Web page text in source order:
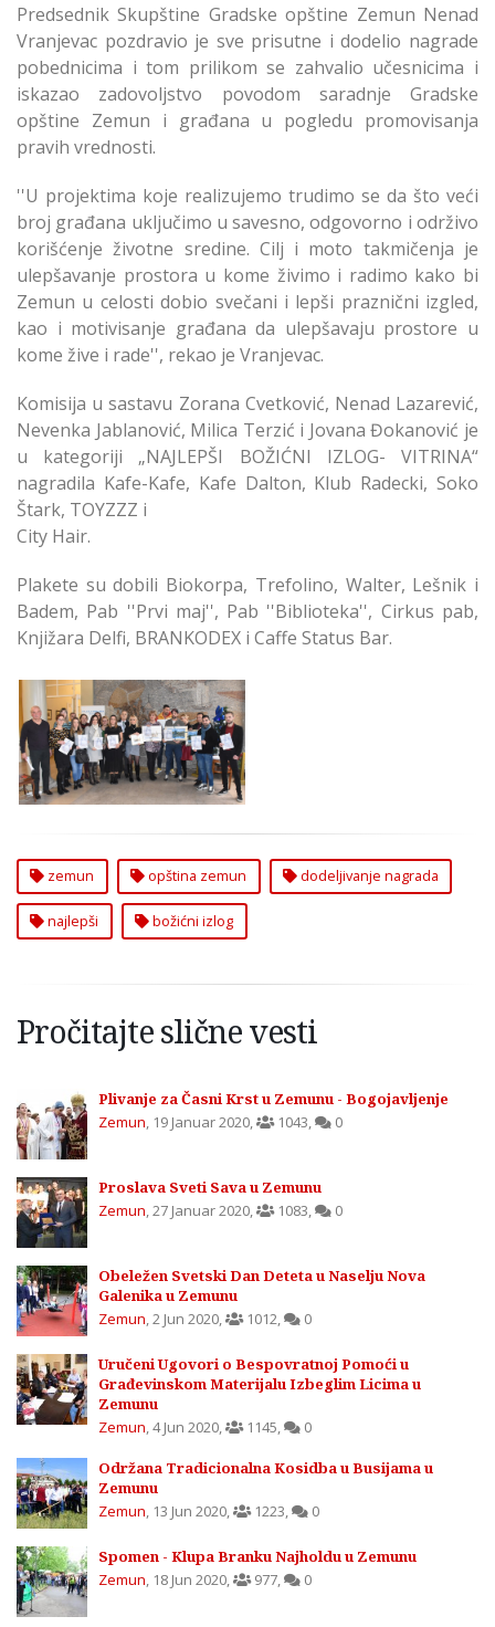
Predsednik Skupštine Gradske opštine Zemun Nenad
Vranjevac pozdravio je sve prisutne i dodelio nagrade
pobednicima i tom prilikom se zahvalio učesnicima i
iskazao zadovoljstvo povodom saradnje Gradske
opštine Zemun i građana u pogledu promovisanja
pravih vrednosti.
''U projektima koje realizujemo trudimo se da što veći
broj građana uključimo u savesno, odgovorno i održivo
korišćenje životne sredine. Cilj i moto takmičenja je
ulepšavanje prostora u kome živimo i radimo kako bi
Zemun u celosti dobio svečani i lepši praznični izgled,
kao i motivisanje građana da ulepšavaju prostore u
kome žive i rade'', rekao je Vranjevac.
Komisija u sastavu Zorana Cvetković, Nenad Lazarević,
Nevenka Jablanović, Milica Terzić i Jovana Đokanović je
u kategoriji „NAJLEPŠI BOŽIĆNI IZLOG- VITRINA“
nagradila Kafe-Kafe, Kafe Dalton, Klub Radecki, Soko
Štark, TOYZZZ i
City Hair.
Plakete su dobili Biokorpa, Trefolino, Walter, Lešnik i
Badem, Pab ''Prvi maj'', Pab ''Biblioteka'', Cirkus pab,
Knjižara Delfi, BRANKODEX i Caffe Status Bar.
Dodeljene Nagrade za
Najlepši Božićni Izlog
2020 u Zemunu
zemun opština zemun dodeljivanje nagrada
najlepši božićni izlog
Pročitajte slične vesti
Plivanje za Časni Krst u Zemunu - Bogojavljenje
Zemun, 19 Januar 2020, 1043, 0
Proslava Sveti Sava u Zemunu
Zemun,27 Januar 2020, 1083, 0
Obeležen Svetski Dan Deteta u Naselju Nova
Galenika u Zemunu
Zemun,2 Jun 2020, 1012, 0
Uručeni Ugovori o Bespovratnoj Pomoći u
Građevinskom Materijalu Izbeglim Licima u
Zemunu
Zemun,4 Jun 2020, 1145, 0
Održana Tradicionalna Kosidba u Busijama u
Zemunu
Zemun, 13 Jun 2020, 1223, 0
Spomen - Klupa Branku Najholdu u Zemunu
Zemun, 18 Jun 2020, 977, 0